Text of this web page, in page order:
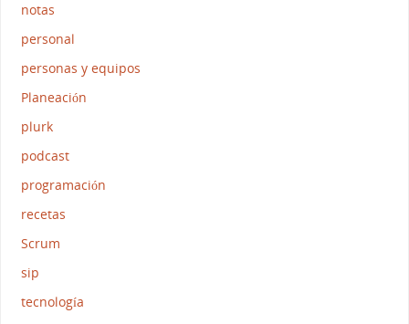
notas
personal
personas y equipos
Planeación
plurk
podcast
programación
recetas
Scrum
sip
tecnología